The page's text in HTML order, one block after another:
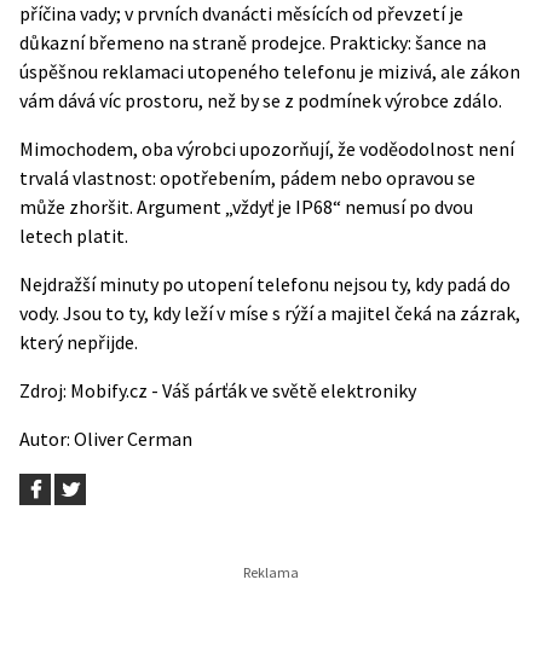
příčina vady; v prvních dvanácti měsících od převzetí je
důkazní břemeno na straně prodejce. Prakticky: šance na
úspěšnou reklamaci utopeného telefonu je mizivá, ale zákon
vám dává víc prostoru, než by se z podmínek výrobce zdálo.
Mimochodem, oba výrobci upozorňují, že voděodolnost není
trvalá vlastnost: opotřebením, pádem nebo opravou se
může zhoršit. Argument „vždyť je IP68“ nemusí po dvou
letech platit.
Nejdražší minuty po utopení telefonu nejsou ty, kdy padá do
vody. Jsou to ty, kdy leží v míse s rýží a majitel čeká na zázrak,
který nepřijde.
Zdroj: Mobify.cz - Váš párťák ve světě elektroniky
Autor: Oliver Cerman